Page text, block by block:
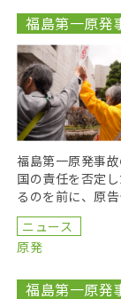
福島第一原発
福島第一原発事
国の責任を否定
るのを前に、原
「人間の鎖」を
ニュース
原発
福島第一原発